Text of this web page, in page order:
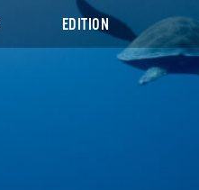
EDITION